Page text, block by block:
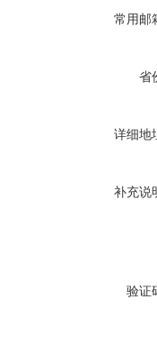
常用邮
省
详细地
补充说
验证